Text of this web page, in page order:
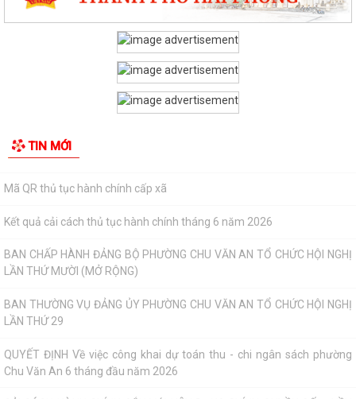
TIN MỚI
Chấp hành Trung ương về công tác...
TỪ PHƯỢNG HOÀNG, KỂ CÂU CHUYỆN NGƯỜI THẦY VIỆT NAM VỚI
Công bố thủ tục hành chính đặc thù mới ban hành lĩnh vực đất đai
thuộc phạm vi chức năng quản lý...
Mã QR thủ tục hành chính cấp xã
LẦN THỨ MƯỜI (MỞ RỘNG)
BAN THƯỜNG VỤ ĐẢNG ỦY PHƯỜNG CHU VĂN AN TỔ CHỨC HỘI NGHỊ
LẦN THỨ 29
QUYẾT ĐỊNH Về việc công khai dự toán thu - chi ngân sách phường
Chu Văn An 6 tháng đầu năm 2026
CẢI CÁCH HÀNH CHÍNH GẮN VỚI XÂY DỰNG CHÍNH QUYỀN SỐ – NỀN
TẢNG PHÁT TRIỂN BỀN VỮNG CỦA PHƯỜNG CHU...